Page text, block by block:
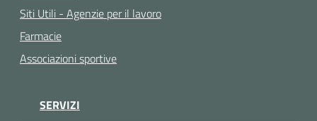
Siti Utili - Agenzie per il lavoro
Farmacie
Associazioni sportive
SERVIZI